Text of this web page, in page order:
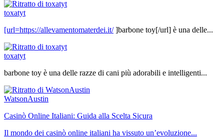
toxatyt
[url=https://allevamentomaterdei.it/]barbone toy[/url] è una delle...
toxatyt
barbone toy è una delle razze di cani più adorabili e intelligenti...
WatsonAustin
Casinò Online Italiani: Guida alla Scelta Sicura
Il mondo dei casinò online italiani ha vissuto un’evoluzione...